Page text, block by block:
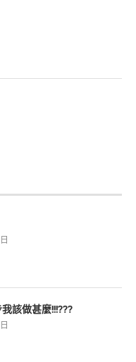
該做甚麼!!!???